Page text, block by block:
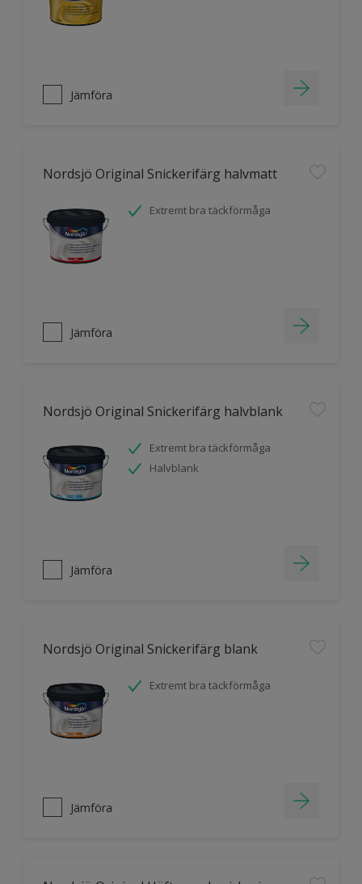
Jämföra
Nordsjö Original Snickerifärg halvmatt
Extremt bra täckförmåga
Jämföra
Nordsjö Original Snickerifärg halvblank
Extremt bra täckförmåga
Halvblank
Jämföra
Nordsjö Original Snickerifärg blank
Extremt bra täckförmåga
Jämföra